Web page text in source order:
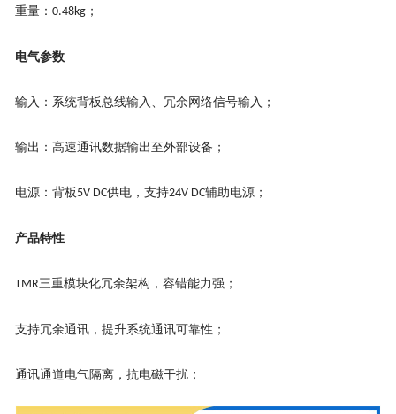
重量：0.48kg ；
电气参数
输入：系统背板总线输入、冗余网络信号输入；
输出：高速通讯数据输出至外部设备；
电源：背板 5V DC供电，支持24V DC辅助电源；
产品特性
TMR三重模块化冗余架构，容错能力强；
支持冗余通讯，提升系统通讯可靠性；
通讯通道电气隔离，抗电磁干扰；